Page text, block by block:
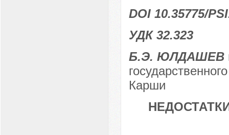
DOI 10.35775/
УДК 32.323
Б.Э. ЮЛДАШЕВ
Карши